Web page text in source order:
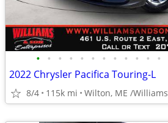
• • • • • • • • • • • •
2022 Chrysler Pacifica Touring-L
8/4 115k mi Wilton, ME /